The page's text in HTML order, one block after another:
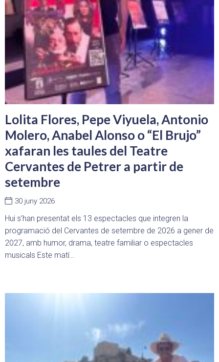
Lolita Flores, Pepe Viyuela, Antonio
Molero, Anabel Alonso o “El Brujo”
xafaran les taules del Teatre
Cervantes de Petrer a partir de
setembre
30 juny 2026
Hui s’han presentat els 13 espectacles que integren la
programació del Cervantes de setembre de 2026 a gener de
2027, amb humor, drama, teatre familiar o espectacles
musicals Este matí…